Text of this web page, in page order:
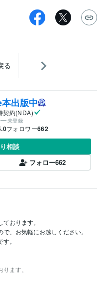
る
出版中
契約(NDA)
未登録
フォロワー662
相談
フォロー662
おります。
、お気軽にお越しください。
。
ます。